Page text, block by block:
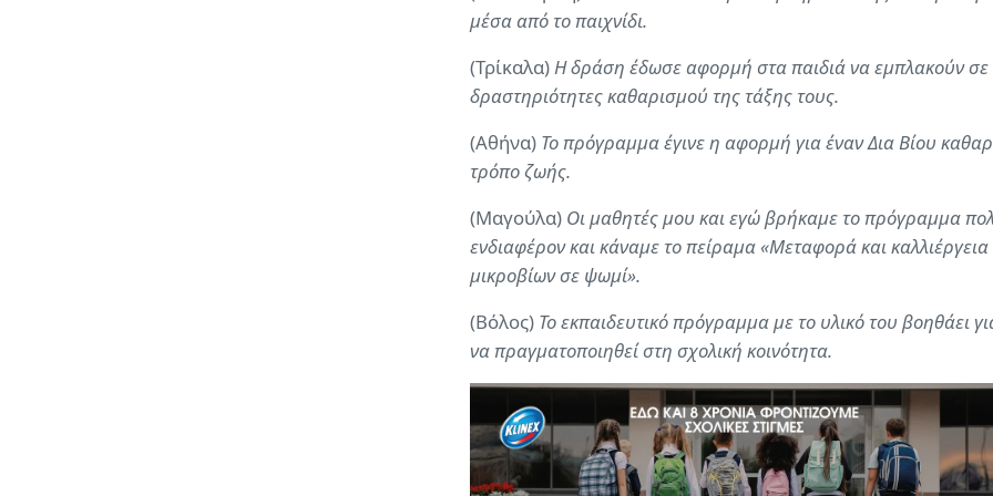
μέσα από το παιχνίδι.
(Τρίκαλα)Η δράση έδωσε αφορμή στα παιδιά να εμπλακούν σε
δραστηριότητες καθαρισμού της τάξης τους.
(Αθήνα) Το πρόγραμμα έγινε η αφορμή για έναν Δια Βίου
τρόπο ζωής.
(Μαγούλα) Οι μαθητές μου και εγώ βρήκαμε το πρόγραμμα
ενδιαφέρον και κάναμε το πείραμα «Μεταφορά και καλλιέργεια
µικροβίων σε ψωµί».
(Βόλος) Το εκπαιδευτικό πρόγραμμα με το υλικό του βοηθάει
να πραγματοποιηθεί στη σχολική κοινότητα.